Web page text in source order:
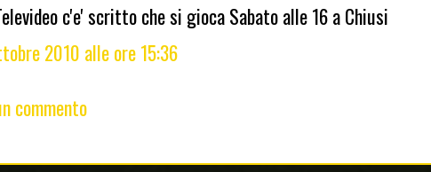
c'e' scritto che si gioca Sabato alle 16 a Chiusi
2010 alle ore 15:36
commento